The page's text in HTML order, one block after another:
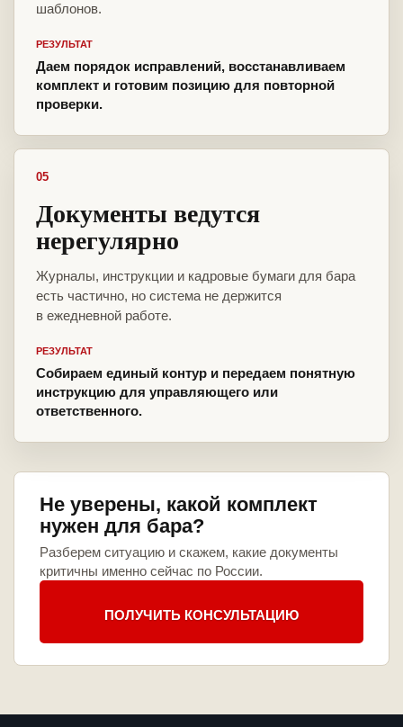
шаблонов.
РЕЗУЛЬТАТ
Даем порядок исправлений, восстанавливаем
комплект и готовим позицию для повторной
проверки.
05
Документы ведутся
нерегулярно
Журналы, инструкции и кадровые бумаги для бара
есть частично, но система не держится
в ежедневной работе.
РЕЗУЛЬТАТ
Собираем единый контур и передаем понятную
инструкцию для управляющего или
ответственного.
Не уверены, какой комплект
нужен для бара?
Разберем ситуацию и скажем, какие документы
критичны именно сейчас по России.
ПОЛУЧИТЬ КОНСУЛЬТАЦИЮ